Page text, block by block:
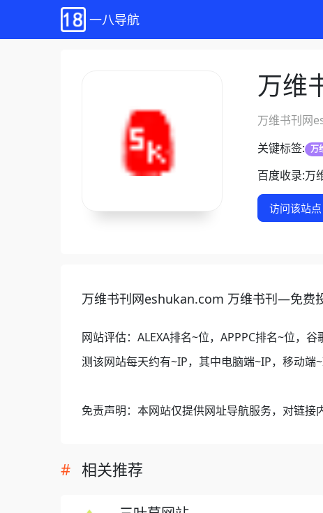
一八导航
万维
万维书刊网
关键标签: 万
百度收录:万
访问该站点
万维书刊网eshukan.com 万维书刊—免费
网站评估：ALEXA排名~位，APPPC排名~位，
测该网站每天约有~IP，其中电脑端~IP，移动端
免责声明：本网站仅提供网址导航服务，对链接
相关推荐